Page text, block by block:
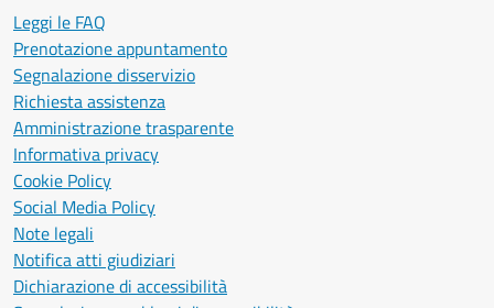
Leggi le FAQ
Prenotazione appuntamento
Segnalazione disservizio
Richiesta assistenza
Amministrazione trasparente
Informativa privacy
Cookie Policy
Social Media Policy
Note legali
Notifica atti giudiziari
Dichiarazione di accessibilità